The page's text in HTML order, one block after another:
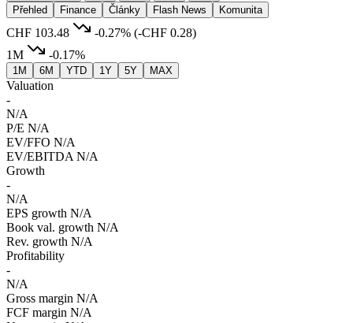
Přehled
Finance Články Flash News Komunita
CHF 103.48 -0.27% (-CHF 0.28)
1M
-0.17%
1M 6M YTD 1Y 5Y MAX
Valuation
-
N/A
P/E N/A
EV/FFO N/A
EV/EBITDA N/A
Growth
-
N/A
EPS growth N/A
Book val. growth N/A
Rev. growth N/A
Profitability
-
N/A
Gross margin N/A
FCF margin N/A